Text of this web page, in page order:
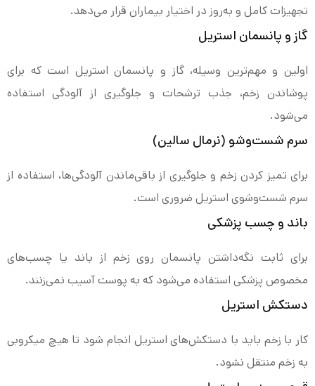
تجهیزات کامل و به‌روز در اختیار بیماران قرار می‌دهد.
گاز و پانسمان استریل
اولین و مهم‌ترین وسیله، گاز و پانسمان استریل است که برای
پوشاندن زخم، جذب ترشحات و جلوگیری از آلودگی استفاده
می‌شود.
سرم شست‌وشو (نرمال سالین)
برای تمیز کردن زخم و جلوگیری از باقی‌ماندن آلودگی‌ها، استفاده از
سرم شست‌وشوی استریل ضروری است.
باند و چسب پزشکی
برای ثابت نگه‌داشتن پانسمان روی زخم از باند یا چسب‌های
مخصوص پزشکی استفاده می‌شود که به پوست آسیب نمی‌زنند.
دستکش استریل
کار با زخم باید با دستکش‌های استریل انجام شود تا هیچ میکروبی
به زخم منتقل نشود.